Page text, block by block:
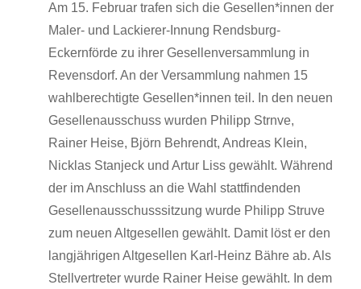
Am 15. Februar trafen sich die Gesellen*innen der
Maler- und Lackierer-Innung Rendsburg-
Eckernförde zu ihrer Gesellenversammlung in
Revensdorf. An der Versammlung nahmen 15
wahlberechtigte Gesellen*innen teil. In den neuen
Gesellenausschuss wurden Philipp Strnve,
Rainer Heise, Björn Behrendt, Andreas Klein,
Nicklas Stanjeck und Artur Liss gewählt. Während
der im Anschluss an die Wahl stattfindenden
Gesellenausschusssitzung wurde Philipp Struve
zum neuen Altgesellen gewählt. Damit löst er den
langjährigen Altgesellen Karl-Heinz Bähre ab. Als
Stellvertreter wurde Rainer Heise gewählt. In dem